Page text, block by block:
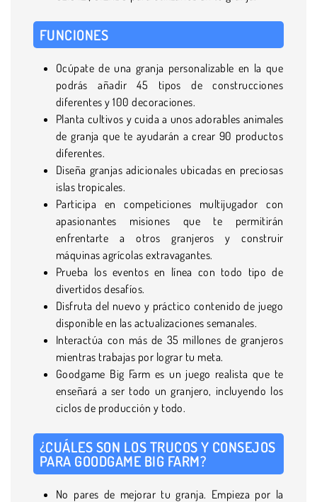
FUNCIONES
Ocúpate de una granja personalizable en la que
podrás añadir 45 tipos de construcciones
diferentes y 100 decoraciones.
Planta cultivos y cuida a unos adorables animales
de granja que te ayudarán a crear 90 productos
diferentes.
Diseña granjas adicionales ubicadas en preciosas
islas tropicales.
Participa en competiciones multijugador con
apasionantes misiones que te permitirán
enfrentarte a otros granjeros y construir
máquinas agrícolas extravagantes.
Prueba los eventos en línea con todo tipo de
divertidos desafíos.
Disfruta del nuevo y práctico contenido de juego
disponible en las actualizaciones semanales.
Interactúa con más de 35 millones de granjeros
mientras trabajas por lograr tu meta.
Goodgame Big Farm es un juego realista que te
enseñará a ser todo un granjero, incluyendo los
ciclos de producción y todo.
¿CUÁLES SON LOS TRUCOS Y CONSEJOS
PARA GOODGAME BIG FARM?
No pares de mejorar tu granja. Empieza por la